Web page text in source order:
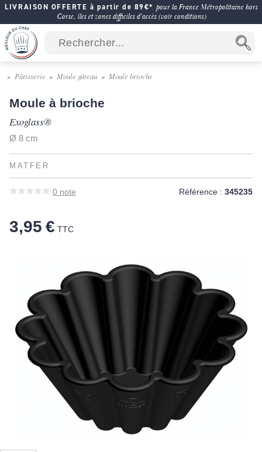
LIVRAISON OFFERTE à partir de 89€* pour la France Métropolitaine hors
Corse, îles et zones difficiles d'accès (voir conditions)
Pâtisserie Moule gâteau Moule brioche
Moule à brioche
Exoglass®
Ø 8 cm
MATFER
0 note Référence : 345235
3,95 € TTC